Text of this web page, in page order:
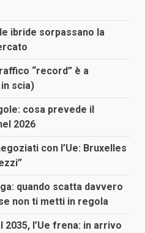
ibride sorpassano la
“record” è a
scia)
cosa prevede il
2026
con l’Ue: Bruxelles
quando scatta davvero
non ti metti in regola
l’Ue frena: in arrivo